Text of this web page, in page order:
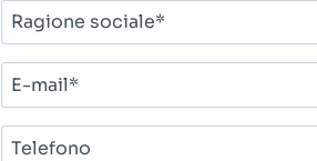
Ragione
sociale*
E-
mail*
Telefono